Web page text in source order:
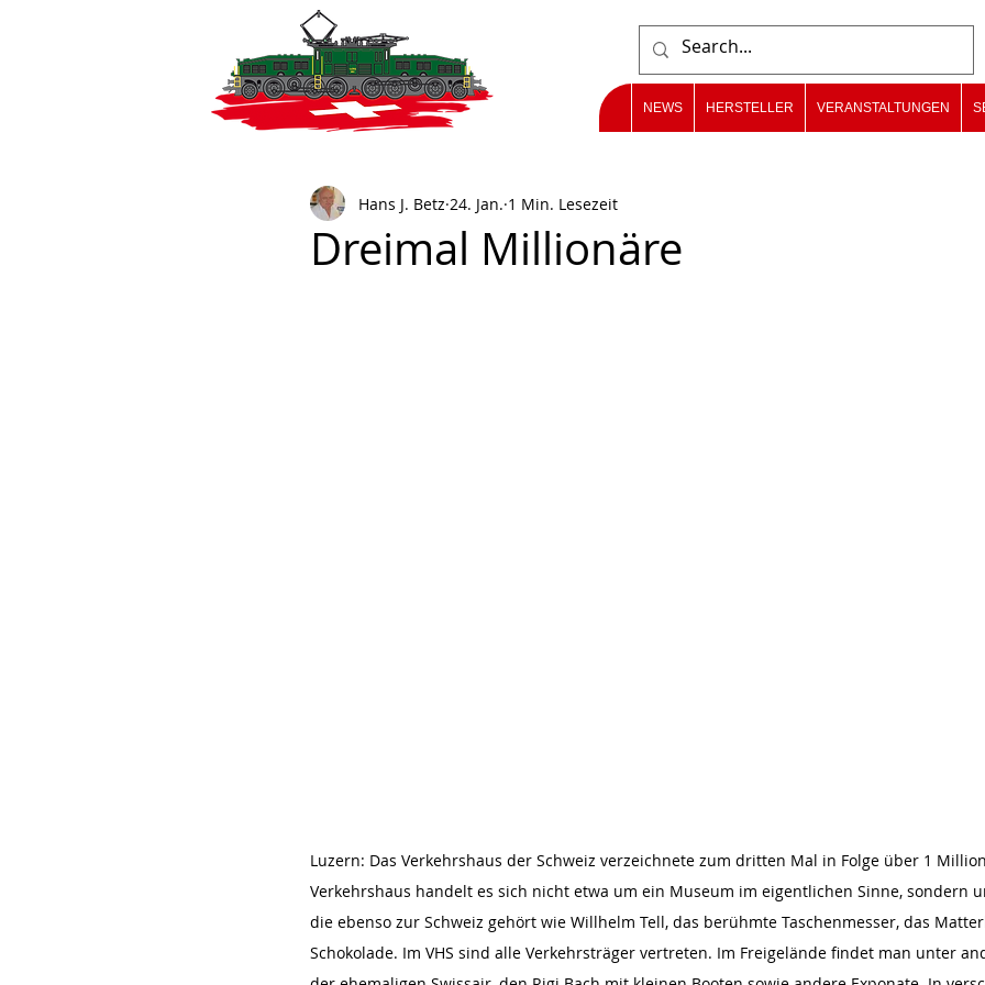
NEWS HERSTELLER VERANSTALTUNGEN
Dreimal Millionäre
Hans J. Betz 24. Jan. 1 Min. Lesezeit
Luzern: Das Verkehrshaus der Schweiz verzeichnete zum dritten Mal in Folge über 1
Verkehrshaus handelt es sich nicht etwa um ein Museum im eigentlichen Sinne, sondern
die ebenso zur Schweiz gehört wie Willhelm Tell, das berühmte Taschenmesser, das
Schokolade. Im VHS sind alle Verkehrsträger vertreten. Im Freigelände findet man unter